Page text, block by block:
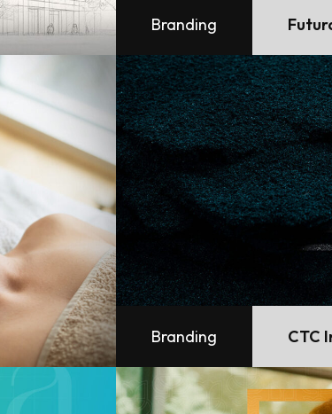
Branding
Branding CTC